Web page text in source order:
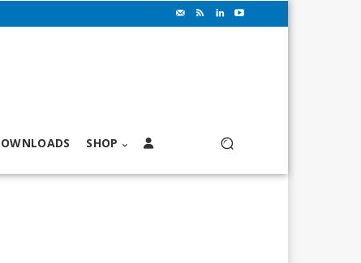
SHOP